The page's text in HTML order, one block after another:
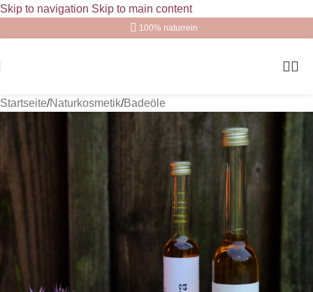
Skip to navigation Skip to main content
100% naturrein
Startseite/Naturkosmetik/Badeöle